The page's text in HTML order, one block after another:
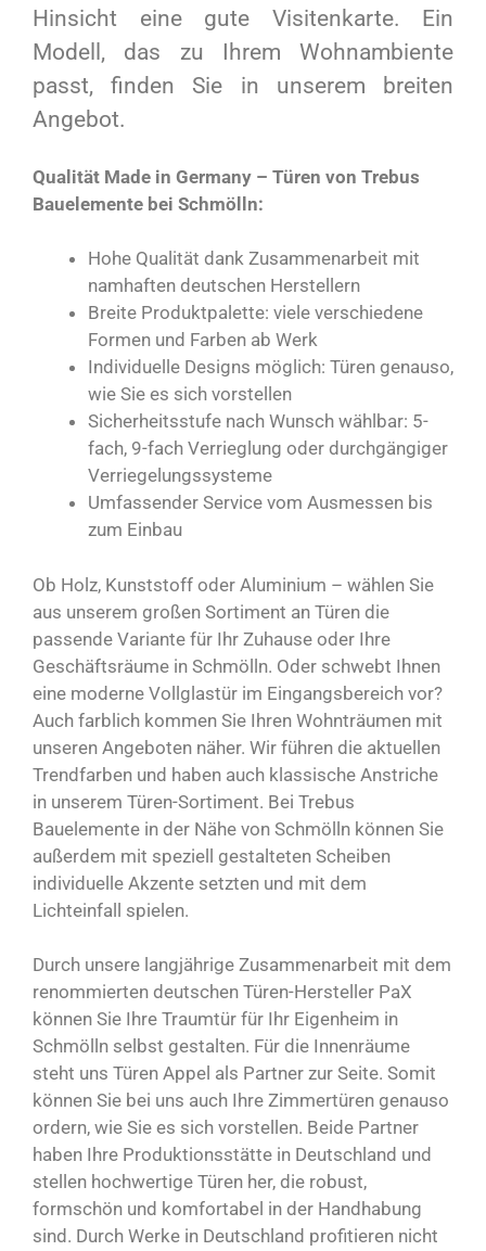
Hinsicht eine gute Visitenkarte. Ein
Modell, das zu Ihrem Wohnambiente
passt, finden Sie in unserem breiten
Angebot.
Qualität Made in Germany – Türen von Trebus
Bauelemente bei Schmölln:
Hohe Qualität dank Zusammenarbeit mit
namhaften deutschen Herstellern
Breite Produktpalette: viele verschiedene
Formen und Farben ab Werk
Individuelle Designs möglich: Türen genauso,
wie Sie es sich vorstellen
Sicherheitsstufe nach Wunsch wählbar: 5-
fach, 9-fach Verrieglung oder durchgängiger
Verriegelungssysteme
Umfassender Service vom Ausmessen bis
zum Einbau
Ob Holz, Kunststoff oder Aluminium – wählen Sie
aus unserem großen Sortiment an Türen die
passende Variante für Ihr Zuhause oder Ihre
Geschäftsräume in Schmölln. Oder schwebt Ihnen
eine moderne Vollglastür im Eingangsbereich vor?
Auch farblich kommen Sie Ihren Wohnträumen mit
unseren Angeboten näher. Wir führen die aktuellen
Trendfarben und haben auch klassische Anstriche
in unserem Türen-Sortiment. Bei Trebus
Bauelemente in der Nähe von Schmölln können Sie
außerdem mit speziell gestalteten Scheiben
individuelle Akzente setzten und mit dem
Lichteinfall spielen.
Durch unsere langjährige Zusammenarbeit mit dem
renommierten deutschen Türen-Hersteller PaX
können Sie Ihre Traumtür für Ihr Eigenheim in
Schmölln selbst gestalten. Für die Innenräume
steht uns Türen Appel als Partner zur Seite. Somit
können Sie bei uns auch Ihre Zimmertüren genauso
ordern, wie Sie es sich vorstellen. Beide Partner
haben Ihre Produktionsstätte in Deutschland und
stellen hochwertige Türen her, die robust,
formschön und komfortabel in der Handhabung
sind. Durch Werke in Deutschland profitieren nicht